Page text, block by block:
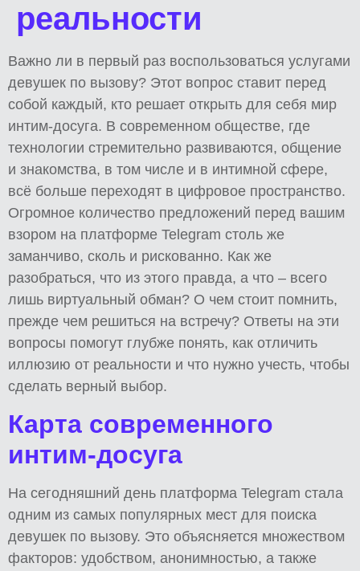
реальности
Важно ли в первый раз воспользоваться услугами
девушек по вызову? Этот вопрос ставит перед
собой каждый, кто решает открыть для себя мир
интим-досуга. В современном обществе, где
технологии стремительно развиваются, общение
и знакомства, в том числе и в интимной сфере,
всё больше переходят в цифровое пространство.
Огромное количество предложений перед вашим
взором на платформе Telegram столь же
заманчиво, сколь и рискованно. Как же
разобраться, что из этого правда, а что – всего
лишь виртуальный обман? О чем стоит помнить,
прежде чем решиться на встречу? Ответы на эти
вопросы помогут глубже понять, как отличить
иллюзию от реальности и что нужно учесть, чтобы
сделать верный выбор.
Карта современного
интим-досуга
На сегодняшний день платформа Telegram стала
одним из самых популярных мест для поиска
девушек по вызову. Это объясняется множеством
факторов: удобством, анонимностью, а также